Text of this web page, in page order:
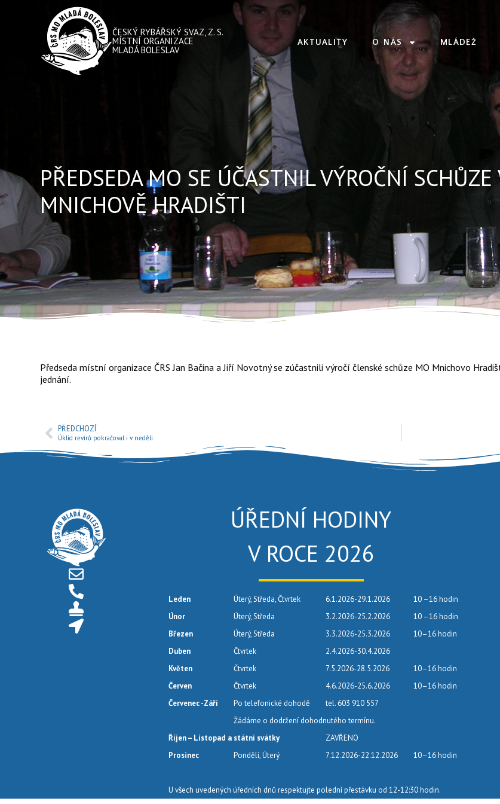
ČESKÝ RYBÁŘSKÝ SVAZ, Z. S.
MÍSTNÍ ORGANIZACE
MLADÁ BOLESLAV
AKTUALITY O NÁS MLÁDEŽ
PŘEDSEDA MO SE ÚČASTNIL VÝROČNÍ SCHŮZE
MNICHOVĚ HRADIŠTI
Předseda místní organizace ČRS Jan Bačina a Jiří Novotný se zúčastnili výročí členské schůze MO Mnichovo
jednání.
PŘEDCHOZÍ
Úklid revírů pokračoval i v neděli.
ÚŘEDNÍ HODINY
V ROCE 2026
Leden Úterý, Středa, Čtvrtek 6.1.2026-29.1.2026
10 –16 hodin
Únor
Úterý, Středa 3.2.2026-25.2.2026
10 –16 hodin
Březen
Úterý, Středa 3.3.2026-25.3.2026
10–16 hodin
Duben
Čtvrtek
2.4.2026-30.4.2026
Květen
Čtvrtek 7.5.2026-28.5.2026
10–16 hodin
Červen
Čtvrtek 4.6.2026-25.6.2026
10–16 hodin
Červenec -Září
Po telefonické dohodě
tel. 603 910 557
Žádáme o dodržení dohodnutého termínu.
Říjen – Listopad a státní svátky
ZAVŘENO
Prosinec
Pondělí, Úterý 7.12.2026-22.12.2026 10–16 hodin
U všech uvedených úředních dnů respektujte polední přestávku od 12-12:30 hodin.